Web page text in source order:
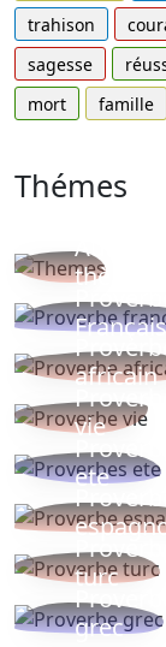
trahison
sagesse
mort
famille
Thémes
Autres
thèmes
Proverbe
Français
Proverbe
africain
Proverbe
vie
ete
Proverbe
Proverbe
turc
Proverbe
grec